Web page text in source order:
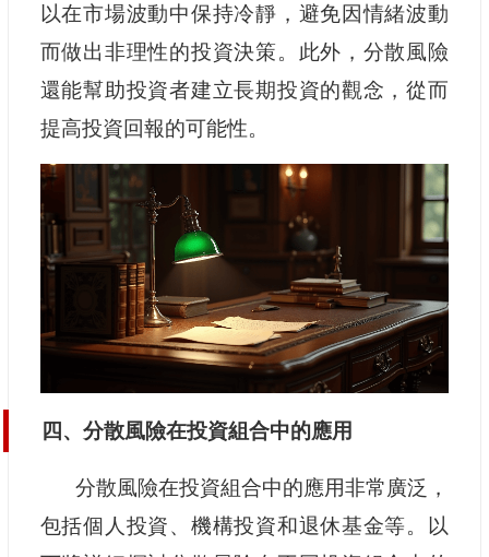
以在市場波動中保持冷靜，避免因情緒波動
而做出非理性的投資決策。此外，分散風險
還能幫助投資者建立長期投資的觀念，從而
提高投資回報的可能性。
四、分散風險在投資組合中的應用
分散風險在投資組合中的應用非常廣泛，
包括個人投資、機構投資和退休基金等。以